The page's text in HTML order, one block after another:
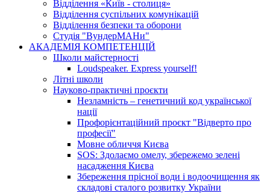
Відділення «Київ - столиця»
Відділення суспільних комунікацій
Відділення безпеки та оборони
Студія "ВундерМАНи"
АКАДЕМІЯ КОМПЕТЕНЦІЙ
Школи майстерності
Loudspeaker. Express yourself!
Літні школи
Науково-практичні проєкти
Незламність – генетичний код української
нації
Профорієнтаційний проєкт "Відверто про
професії"
Мовне обличчя Києва
SOS: Здолаємо омелу, збережемо зелені
насадження Києва
Збереження прісної води і водоочищення як
складові сталого розвитку України